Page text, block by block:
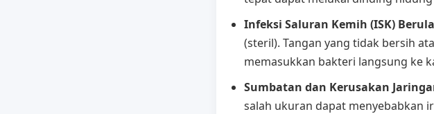
Infeksi Saluran Kemih (ISK)
(steril). Tangan yang tidak bersih
memasukkan bakteri langsung ke
Sumbatan dan Kerusakan
salah ukuran dapat menyebabkan